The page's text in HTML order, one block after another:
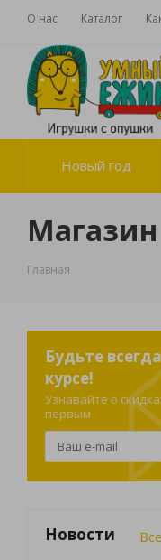
О нас Каталог
Новый год
Главная
Будьте
курсе!
Узнавайте о
первым
Новости